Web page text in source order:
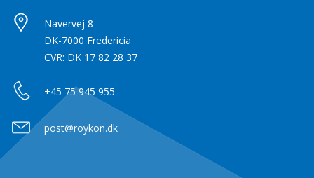
Navervej 8
DK-7000 Fredericia
CVR: DK 17 82 28 37
+45 75 945 955
post@roykon.dk